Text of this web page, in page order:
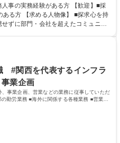
経営計画および予算等の管理 ■設備
運営 ■その他総務人事業務全般 【入
ループ/年休124日
事の実務経験がある方 【歓迎】■採
■探求心を持
ずに部門・会社を超えたコミュニケ
って能動的に業務を推進できる方 学
専修学校 高校 語学力： 資格：
#関西を代表するインフラ
業企画
事業企画、営業などの業務に従事していただ
勤労業務 ■海外に関係する各種業務 ■営業部